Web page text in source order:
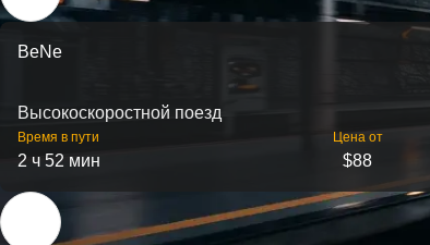
BeNe
Высокоскоростной поезд
Время в пути
2 ч 52 мин
Цена от
$88